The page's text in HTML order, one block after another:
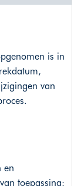
is in
van
en
toepassing: